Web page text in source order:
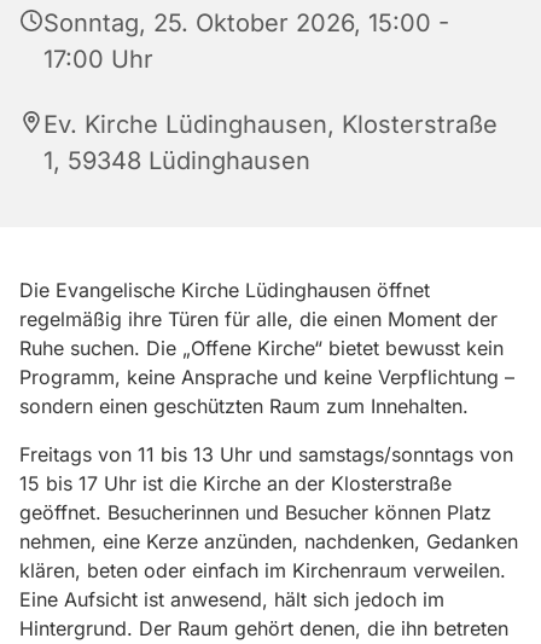
Sonntag, 25. Oktober 2026, 15:00 -
17:00 Uhr
Ev. Kirche Lüdinghausen, Klosterstraße
1, 59348 Lüdinghausen
Die Evangelische Kirche Lüdinghausen öffnet
regelmäßig ihre Türen für alle, die einen Moment der
Ruhe suchen. Die „Offene Kirche“ bietet bewusst kein
Programm, keine Ansprache und keine Verpflichtung –
sondern einen geschützten Raum zum Innehalten.
Freitags von 11 bis 13 Uhr und samstags/sonntags von
15 bis 17 Uhr ist die Kirche an der Klosterstraße
geöffnet. Besucherinnen und Besucher können Platz
nehmen, eine Kerze anzünden, nachdenken, Gedanken
klären, beten oder einfach im Kirchenraum verweilen.
Eine Aufsicht ist anwesend, hält sich jedoch im
Hintergrund. Der Raum gehört denen, die ihn betreten